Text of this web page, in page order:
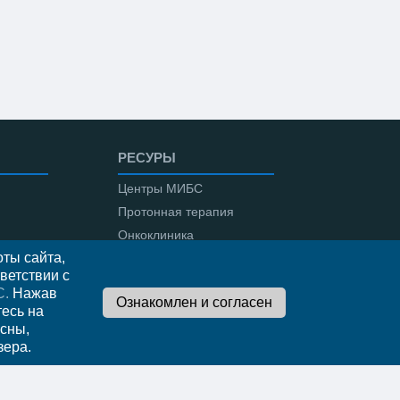
РЕСУРЫ
Центры МИБС
Протонная терапия
Онкоклиника
сайта,
с
Нажав
на